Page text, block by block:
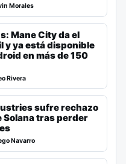
Morales
Mane City da el
y ya está disponible
en más de 150
Rivera
sufre rechazo
Solana tras perder
Navarro